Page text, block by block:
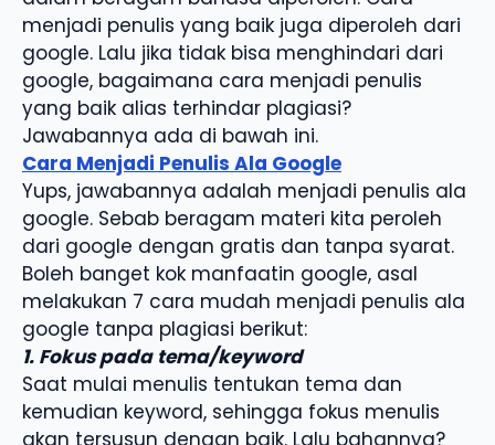
menjadi penulis yang baik juga diperoleh dari
google. Lalu jika tidak bisa menghindari dari
google, bagaimana cara menjadi penulis
yang baik alias terhindar plagiasi?
Jawabannya ada di bawah ini.
Cara Menjadi Penulis Ala Google
Yups, jawabannya adalah menjadi penulis ala
google. Sebab beragam materi kita peroleh
dari google dengan gratis dan tanpa syarat.
Boleh banget kok manfaatin google, asal
melakukan 7 cara mudah menjadi penulis ala
google tanpa plagiasi berikut:
1. Fokus pada tema/keyword
Saat mulai menulis tentukan tema dan
kemudian keyword, sehingga fokus menulis
akan tersusun dengan baik. Lalu bahannya?